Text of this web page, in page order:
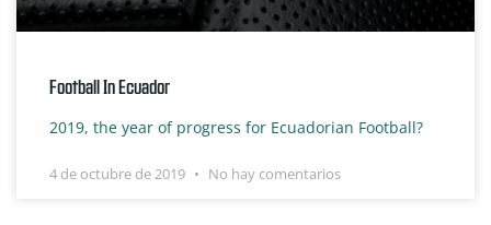
Football In Ecuador
2019, the year of progress for Ecuadorian Football?
4 de octubre de 2019 No hay comentarios